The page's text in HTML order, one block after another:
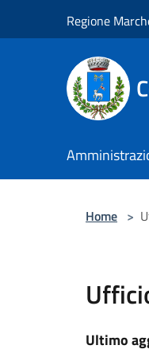
Regione
Home >
Ultimo